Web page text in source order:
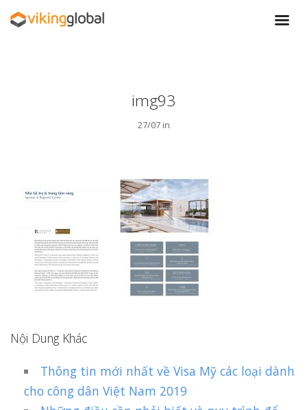
img93
27/07 in
Nội Dung Khác
Thông tin mới nhất về Visa Mỹ các loại dành
cho công dân Việt Nam 2019